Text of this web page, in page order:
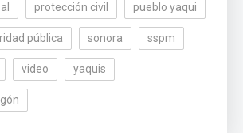
protección civil pueblo yaqui
pública sonora sspm
video yaquis